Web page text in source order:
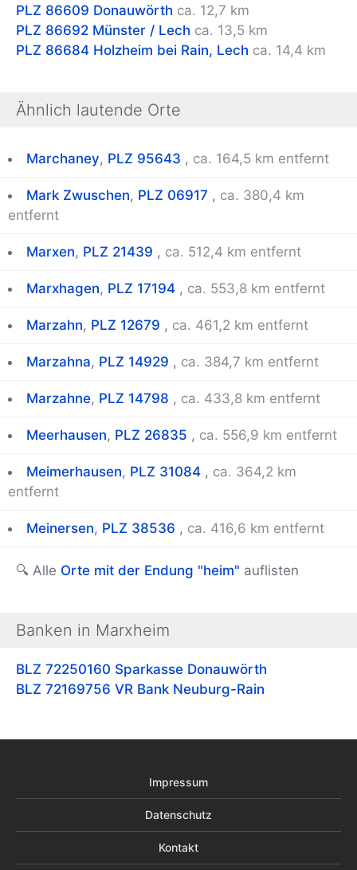
PLZ 86609 Donauwörth ca. 12,7 km
PLZ 86692 Münster / Lech ca. 13,5 km
PLZ 86684 Holzheim bei Rain, Lech ca. 14,4 km
Ähnlich lautende Orte
Marchaney, PLZ 95643 , ca. 164,5 km entfernt
Mark Zwuschen, PLZ 06917 , ca. 380,4 km
entfernt
Marxen, PLZ 21439 , ca. 512,4 km entfernt
Marxhagen, PLZ 17194 , ca. 553,8 km entfernt
Marzahn, PLZ 12679 , ca. 461,2 km entfernt
Marzahna, PLZ 14929 , ca. 384,7 km entfernt
Marzahne, PLZ 14798 , ca. 433,8 km entfernt
Meerhausen, PLZ 26835 , ca. 556,9 km entfernt
Meimerhausen, PLZ 31084 , ca. 364,2 km
entfernt
Meinersen, PLZ 38536 , ca. 416,6 km entfernt
🔍 Alle Orte mit der Endung "heim" auflisten
Banken in Marxheim
BLZ 72250160 Sparkasse Donauwörth
BLZ 72169756 VR Bank Neuburg-Rain
Impressum
Datenschutz
Kontakt